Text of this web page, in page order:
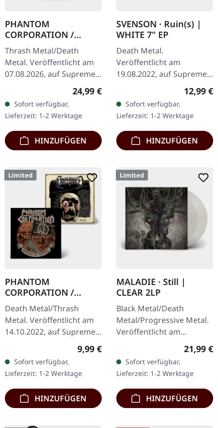
PHANTOM
CORPORATION /
CATBREATH ·
Commando / Die By
The Claw |
ORANGE/BLACK/RED
Thrash Metal/Death
Metal. Veröffentlicht am
07.08.2026, auf Supreme
Chaos Records. Oranges
Vinyl mit schwarzen und
roten Splattern im
schweren…
Regulärer Preis:
24,99 €
Sofort verfügbar,
Lieferzeit: 1-2 Werktage
HINZUFÜGEN
SVENSON · Ruin(s) |
WHITE 7" EP
Death Metal.
Veröffentlicht am
19.08.2022, auf Supreme
Chaos Records. Weiße 7"-
Vinyl-Single mit Memorial-
Etching auf der B-Seite,
limitiert auf 200…
12,99 €
Sofort verfügbar,
Lieferzeit: 1-2 Werktage
HINZUFÜGEN
Limited
PHANTOM
CORPORATION /
HARROWED · Split |
DIGIPAK CD
Death Metal/Thrash
Metal. Veröffentlicht am
14.10.2022, auf Supreme
Chaos Records. Wende-
DigiPak mit je einer Band
auf einer Seite und 8-
seitigem…
Regulärer Preis:
9,99 €
Sofort verfügbar,
Lieferzeit: 1-2 Werktage
HINZUFÜGEN
Limited
MALADIE · Still |
CLEAR 2LP
Black Metal/Death
Metal/Progressive Metal.
Veröffentlicht am
10.04.2015, auf Supreme
Transparentes Doppel-
Vinyl im schweren…
21,99 €
Sofort verfügbar,
Lieferzeit: 1-2 Werktage
HINZUFÜGEN